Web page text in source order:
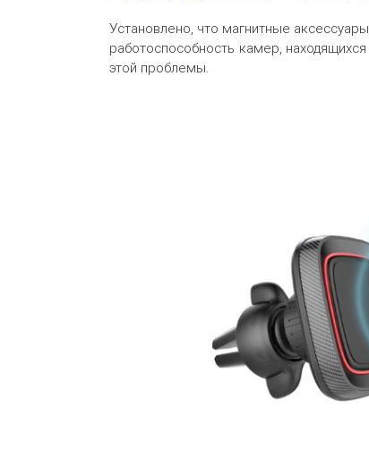
Установлено, что магнитные
работоспособность камер,
этой проблемы.